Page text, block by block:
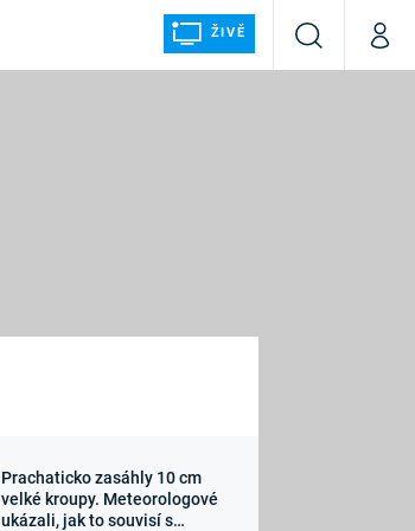
ŽIVĚ
VyhledáváníMůj
Sledujte nás
Prachaticko zasáhly 10 cm
velké kroupy. Meteorologové
ukázali, jak to souvisí s